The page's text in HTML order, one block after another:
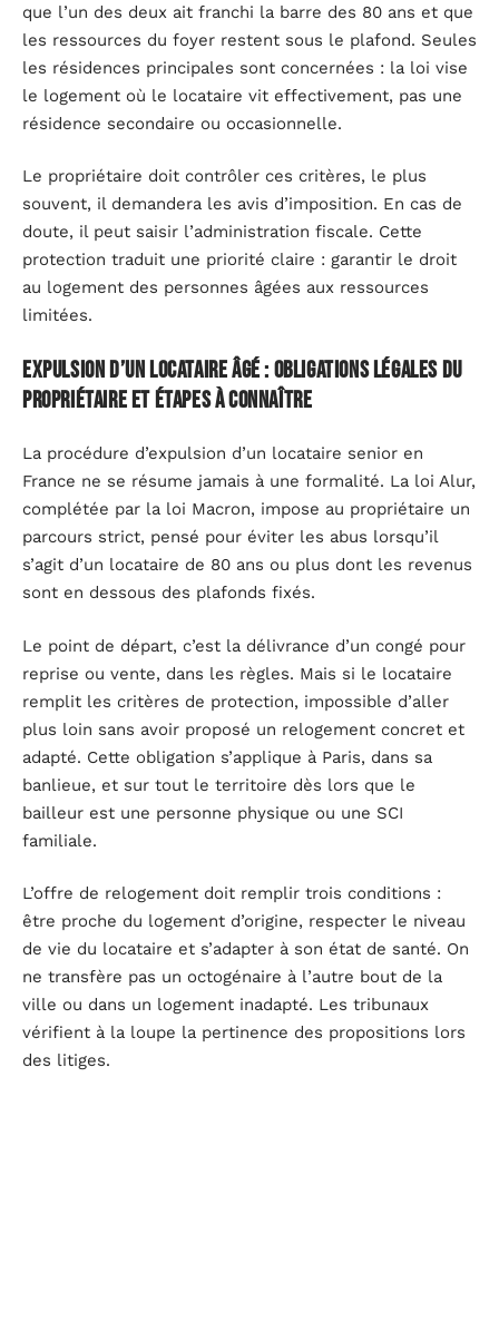
que l’un des deux ait franchi la barre des 80 ans et que
les ressources du foyer restent sous le plafond. Seules
les résidences principales sont concernées : la loi vise
le logement où le locataire vit effectivement, pas une
résidence secondaire ou occasionnelle.
Le propriétaire doit contrôler ces critères, le plus
souvent, il demandera les avis d’imposition. En cas de
doute, il peut saisir l’administration fiscale. Cette
protection traduit une priorité claire : garantir le droit
au logement des personnes âgées aux ressources
limitées.
Expulsion d’un locataire âgé : obligations légales du
propriétaire et étapes à connaître
La procédure d’expulsion d’un locataire senior en
France ne se résume jamais à une formalité. La loi Alur,
complétée par la loi Macron, impose au propriétaire un
parcours strict, pensé pour éviter les abus lorsqu’il
s’agit d’un locataire de 80 ans ou plus dont les revenus
sont en dessous des plafonds fixés.
Le point de départ, c’est la délivrance d’un congé pour
reprise ou vente, dans les règles. Mais si le locataire
remplit les critères de protection, impossible d’aller
plus loin sans avoir proposé un relogement concret et
adapté. Cette obligation s’applique à Paris, dans sa
banlieue, et sur tout le territoire dès lors que le
bailleur est une personne physique ou une SCI
familiale.
L’offre de relogement doit remplir trois conditions :
être proche du logement d’origine, respecter le niveau
de vie du locataire et s’adapter à son état de santé. On
ne transfère pas un octogénaire à l’autre bout de la
ville ou dans un logement inadapté. Les tribunaux
vérifient à la loupe la pertinence des propositions lors
des litiges.